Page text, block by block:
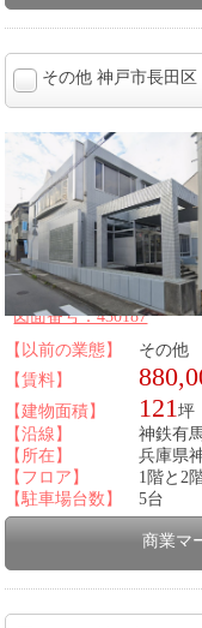
その他 神戸市長田区
図面番号：430187
【以前の業態】
その他
【賃料】
【建物面積】
121坪
【沿線】
神鉄有
【所在】
兵庫県
【フロア】
1階と2
【駐車場台数】
5台
商業マ